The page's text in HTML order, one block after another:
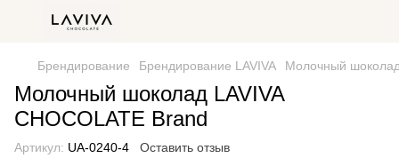
Брендирование Брендирование LAVIVA Молочный
Молочный шоколад LAVIVA
CHOCOLATE Brand
Артикул: UA-0240-4 Оставить отзыв